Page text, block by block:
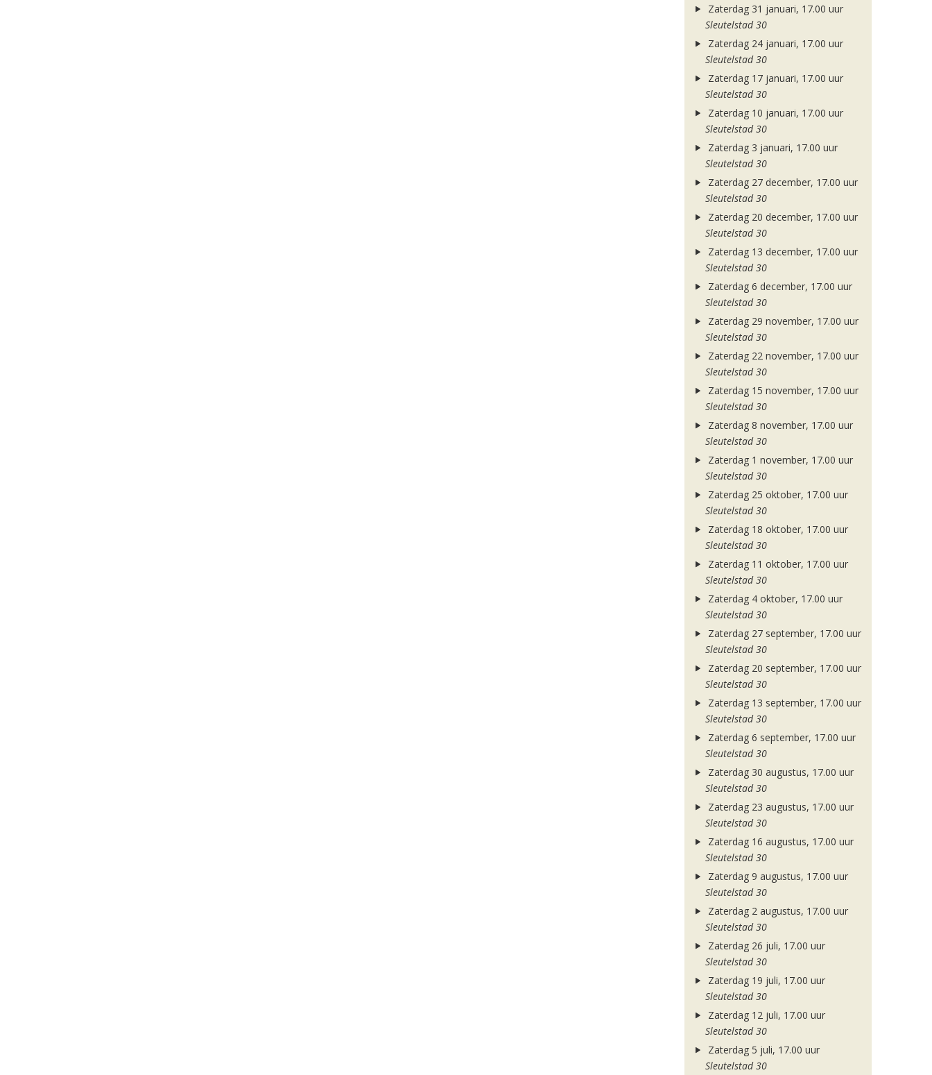
Zaterdag 31 januari, 17.00 uur
Sleutelstad 30
Zaterdag 24 januari, 17.00 uur
Sleutelstad 30
Zaterdag 17 januari, 17.00 uur
Sleutelstad 30
Zaterdag 10 januari, 17.00 uur
Sleutelstad 30
Zaterdag 3 januari, 17.00 uur
Sleutelstad 30
Zaterdag 27 december, 17.00 uur
Sleutelstad 30
Zaterdag 20 december, 17.00 uur
Sleutelstad 30
Zaterdag 13 december, 17.00 uur
Sleutelstad 30
Zaterdag 6 december, 17.00 uur
Sleutelstad 30
Zaterdag 29 november, 17.00 uur
Sleutelstad 30
Zaterdag 22 november, 17.00 uur
Sleutelstad 30
Zaterdag 15 november, 17.00 uur
Sleutelstad 30
Zaterdag 8 november, 17.00 uur
Sleutelstad 30
Zaterdag 1 november, 17.00 uur
Sleutelstad 30
Zaterdag 25 oktober, 17.00 uur
Sleutelstad 30
Zaterdag 18 oktober, 17.00 uur
Sleutelstad 30
Zaterdag 11 oktober, 17.00 uur
Sleutelstad 30
Zaterdag 4 oktober, 17.00 uur
Sleutelstad 30
Zaterdag 27 september, 17.00 uur
Sleutelstad 30
Zaterdag 20 september, 17.00 uur
Sleutelstad 30
Zaterdag 13 september, 17.00 uur
Sleutelstad 30
Zaterdag 6 september, 17.00 uur
Sleutelstad 30
Zaterdag 30 augustus, 17.00 uur
Sleutelstad 30
Zaterdag 23 augustus, 17.00 uur
Sleutelstad 30
Zaterdag 16 augustus, 17.00 uur
Sleutelstad 30
Zaterdag 9 augustus, 17.00 uur
Sleutelstad 30
Zaterdag 2 augustus, 17.00 uur
Sleutelstad 30
Zaterdag 26 juli, 17.00 uur
Sleutelstad 30
Zaterdag 19 juli, 17.00 uur
Sleutelstad 30
Zaterdag 12 juli, 17.00 uur
Sleutelstad 30
Zaterdag 5 juli, 17.00 uur
Sleutelstad 30